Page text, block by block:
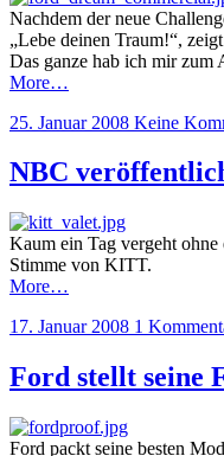
Nachdem der neue
„Lebe deinen Traum!“,
Das ganze hab ich mir zum
More…
25. Januar 2008 Keine
NBC
Kaum ein Tag vergeht
Stimme von KITT.
More…
17. Januar 2008 1
Ford stellt seine
Ford packt seine besten